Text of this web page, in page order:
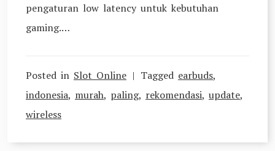
pengaturan low latency untuk kebutuhan
gaming.…
Posted in Slot Online Tagged earbuds,
indonesia, murah, paling, rekomendasi, update,
wireless